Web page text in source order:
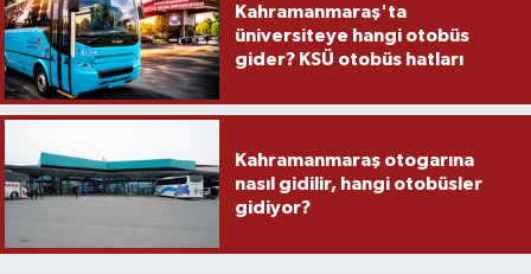
Kahramanmaraş'ta
üniversiteye hangi otobüs
gider? KSÜ otobüs hatları
Kahramanmaraş otogarına
nasıl gidilir, hangi otobüsler
gidiyor?